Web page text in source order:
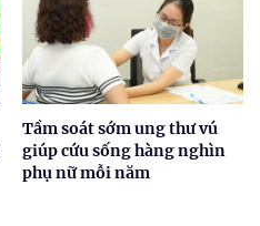
Tầm soát sớm ung thư vú
giúp cứu sống hàng nghìn
phụ nữ mỗi năm